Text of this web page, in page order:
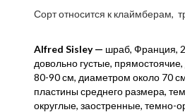
Сорт относится к клаймберам,
Alfred Sisley — шраб, Франция,
довольно густые,
80-90 см, диаметром около 70
пластины среднего размера,
округлые, заостренные, темно-